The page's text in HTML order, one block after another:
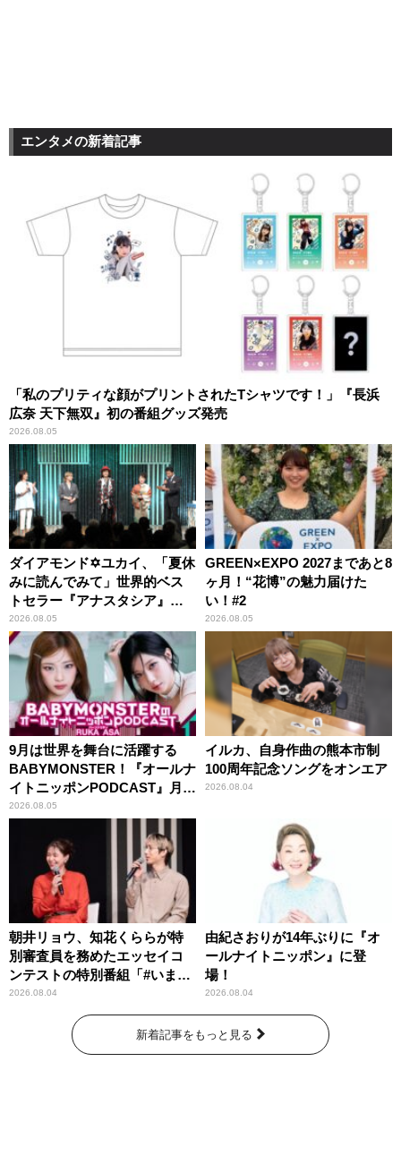
エンタメの新着記事
「私のプリティな顔がプリントされたTシャツです！」『長浜
広奈 天下無双』初の番組グッズ発売
2026.08.05
ダイアモンド✡ユカイ、「夏休
みに読んでみて」世界的ベス
トセラー『アナスタシア』を
紹介
2026.08.05
GREEN×EXPO 2027まであと8
ヶ月！“花博”の魅力届けた
い！#2
2026.08.05
9月は世界を舞台に活躍する
BABYMONSTER！『オールナ
イトニッポンPODCAST』月替
わりパーソナリティ
2026.08.05
イルカ、自身作曲の熊本市制
100周年記念ソングをオンエア
2026.08.04
朝井リョウ、知花くららが特
別審査員を務めたエッセイコ
ンテストの特別番組「#いまあ
なたに伝えたいこと」
2026.08.04
由紀さおりが14年ぶりに『オ
ールナイトニッポン』に登
場！
2026.08.04
新着記事をもっと見る